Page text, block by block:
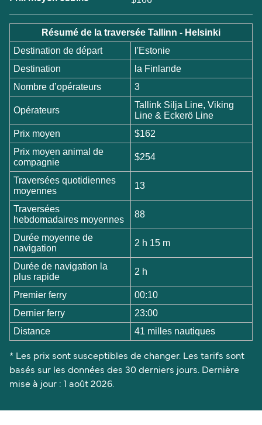
Résumé de la traversée Tallinn - Helsinki
Destination de départ
l'Estonie
Destination
la Finlande
Nombre d’opérateurs
3
Opérateurs
Tallink Silja Line, Viking
Line & Eckerö Line
Prix moyen
$162
Prix moyen animal de
compagnie
$254
Traversées quotidiennes
moyennes
13
Traversées
hebdomadaires moyennes
88
Durée moyenne de
navigation
2 h 15 m
Durée de navigation la
plus rapide
2 h
Premier ferry
00:10
Dernier ferry
23:00
Distance
41 milles nautiques
* Les prix sont susceptibles de changer. Les tarifs sont
basés sur les données des 30 derniers jours. Dernière
mise à jour : 1 août 2026.